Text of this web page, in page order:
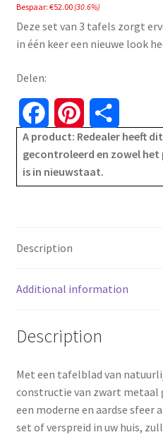
was:
€169.99.
is:
Bespaar: €52.00(30.6%)
Deze set van 3 tafels zorgt
in één keer een nieuwe look
Delen:
a
c
o
i
n
e
h
A product: Redealer heeft
gecontroleerd en zowel
is in nieuwstaat.
Description
Additional information
Description
Met een tafelblad van
constructie van zwart metaal
een moderne en aardse sfeer
set of verspreid in uw huis,